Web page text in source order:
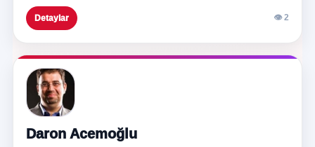
Detaylar 👁 2
Daron Acemoğlu